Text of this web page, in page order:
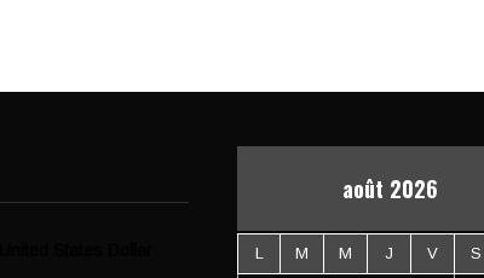
août 2026
L M M J V S